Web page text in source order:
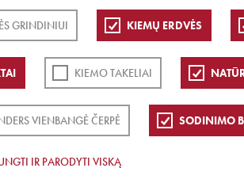
GRINDINIUI KIEMŲ ERDVĖS
KIEMO TAKELIAI
VIENBANGĖ ČERPĖ SODINIMO
IR PARODYTI VISKĄ